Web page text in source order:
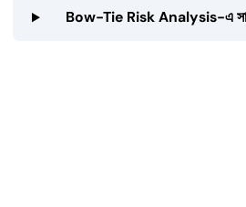
Bow-Tie Risk Analysis-এ